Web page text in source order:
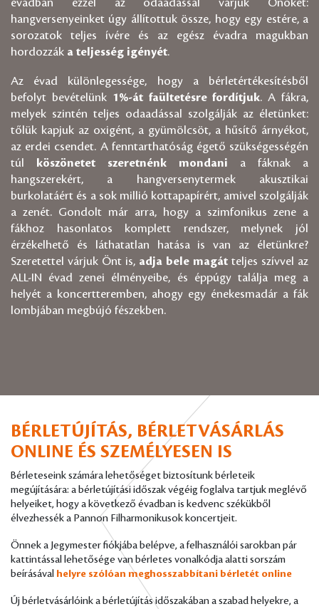
évadban ezzel az odaadással várjuk Önöket:
hangversenyeinket úgy állítottuk össze, hogy egy estére, a
sorozatok teljes ívére és az egész évadra magukban
hordozzák a teljesség igényét.
Az évad különlegessége, hogy a bérletértékesítésből
befolyt bevételünk 1%-át faültetésre fordítjuk. A fákra,
melyek szintén teljes odaadással szolgálják az életünket:
tőlük kapjuk az oxigént, a gyümölcsöt, a hűsítő árnyékot,
az erdei csendet. A fenntarthatóság égető szükségességén
túl
köszönetet szeretnénk mondani a fáknak a
hangszerekért, a hangversenytermek akusztikai
burkolatáért és a sok millió kottapapírért, amivel szolgálják
a zenét. Gondolt már arra, hogy a szimfonikus zene a
fákhoz hasonlatos komplett rendszer, melynek jól
érzékelhető és láthatatlan hatása is van az életünkre?
Szeretettel várjuk Önt is, adja bele magát teljes szívvel az
ALL-IN évad zenei élményeibe, és éppúgy találja meg a
helyét a koncertteremben, ahogy egy énekesmadár a fák
lombjában megbújó fészekben.
BÉRLETÚJÍTÁS, BÉRLETVÁSÁRLÁS
ONLINE ÉS SZEMÉLYESEN IS
Bérleteseink számára lehetőséget biztosítunk bérleteik
megújítására: a bérletújítási időszak végéig foglalva tartjuk meglévő
helyeiket, hogy a következő évadban is kedvenc székükből
élvezhessék a Pannon Filharmonikusok koncertjeit.
Önnek a Jegymester fiókjába belépve, a felhasználói sarokban pár
kattintással lehetősége van bérletes vonalkódja alatti sorszám
beírásával helyre szólóan meghosszabbítani bérletét online
Új bérletvásárlóink a bérletújítás időszakában a szabad helyekre, a